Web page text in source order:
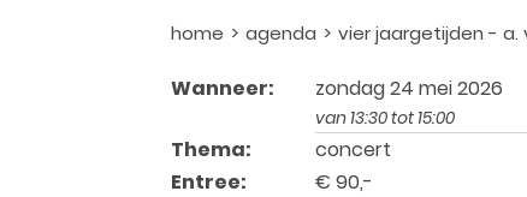
home agenda vier jaargetijden - a.
Wanneer: zondag 24 mei 2026
van 13:30 tot 15:00
Thema:
concert
Entree:
€ 90,-